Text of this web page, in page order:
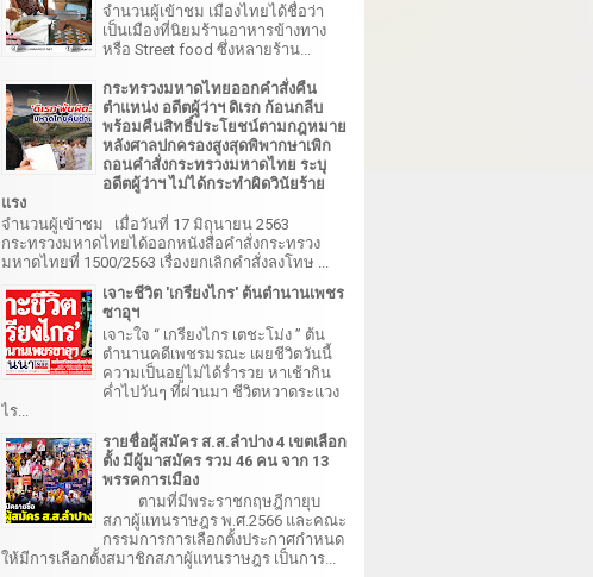
จำนวนผู้เข้าชม เมืองไทยได้ชื่อว่า
เป็นเมืองที่นิยมร้านอาหารข้างทาง
หรือ Street food ซึ่งหลายร้าน...
กระทรวงมหาดไทยออกคำสั่งคืน
ตำแหน่ง อดีตผู้ว่าฯ ดิเรก ก้อนกลีบ
พร้อมคืนสิทธิ์ประโยชน์ตามกฎหมาย
หลังศาลปกครองสูงสุดพิพากษาเพิก
ถอนคำสั่งกระทรวงมหาดไทย ระบุ
อดีตผู้ว่าฯ ไม่ได้กระทำผิดวินัยร้าย
แรง
จำนวนผู้เข้าชม เมื่อวันที่ 17 มิถุนายน 2563
กระทรวงมหาดไทยได้ออกหนังสือคำสั่งกระทรวง
มหาดไทยที่ 1500/2563 เรื่องยกเลิกคำสั่งลงโทษ ...
เจาะชีวิต 'เกรียงไกร' ต้นตำนานเพชร
ซาอุฯ
เจาะใจ “ เกรียงไกร เตชะโม่ง ” ต้น
ตำนานคดีเพชรมรณะ เผยชีวิตวันนี้
ความเป็นอยู่ไม่ได้ร่ำรวย หาเช้ากิน
ค่ำไปวันๆ ที่ผ่านมา ชีวิตหวาดระแวง
ไร...
รายชื่อผู้สมัคร ส.ส.ลำปาง 4 เขตเลือก
ตั้ง มีผู้มาสมัคร รวม 46 คน จาก 13
พรรคการเมือง
ตามที่มีพระราชกฤษฎีกายุบ
สภาผู้แทนราษฎร พ.ศ.2566 และคณะ
กรรมการการเลือกตั้งประกาศกำหนด
ให้มีการเลือกตั้งสมาชิกสภาผู้แทนราษฎร เป็นการ...